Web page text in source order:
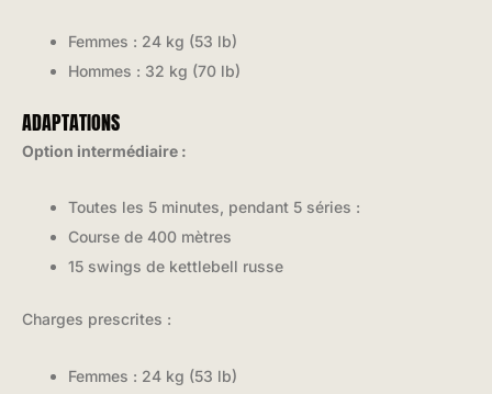
Femmes : 24 kg (53 lb)
Hommes : 32 kg (70 lb)
ADAPTATIONS
Option intermédiaire :
Toutes les 5 minutes, pendant 5 séries :
Course de 400 mètres
15 swings de kettlebell russe
Charges prescrites :
Femmes : 24 kg (53 lb)